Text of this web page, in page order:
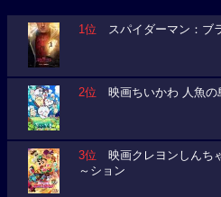
1位 スパイダーマン：ブ
2位 映画ちいかわ 人魚の
3位 映画クレヨンしんち
～ション